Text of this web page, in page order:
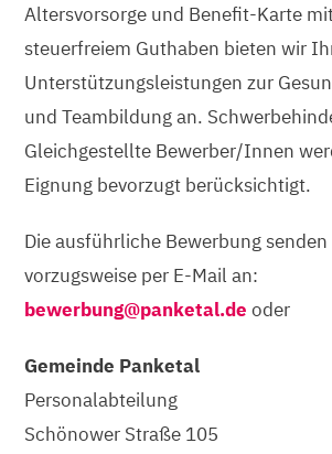
Altersvorsorge und Benefit-Karte
steuerfreiem Guthaben bieten wir
Unterstützungsleistungen zur
und Teambildung an.
Gleichgestellte Bewerber/Innen
Eignung bevorzugt berücksichtigt.
Die ausführliche Bewerbung
vorzugsweise per E-Mail an:
bewerbung@panketal.de oder
Gemeinde Panketal
Personalabteilung
Schönower Straße 105